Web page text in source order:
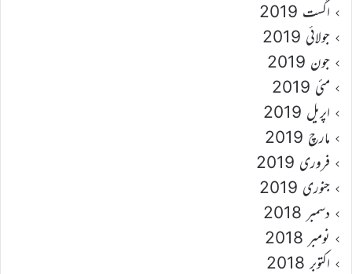
اگست 2019
جولائی 2019
جون 2019
مئی 2019
اپریل 2019
مارچ 2019
فروری 2019
جنوری 2019
دسمبر 2018
نومبر 2018
اکتوبر 2018